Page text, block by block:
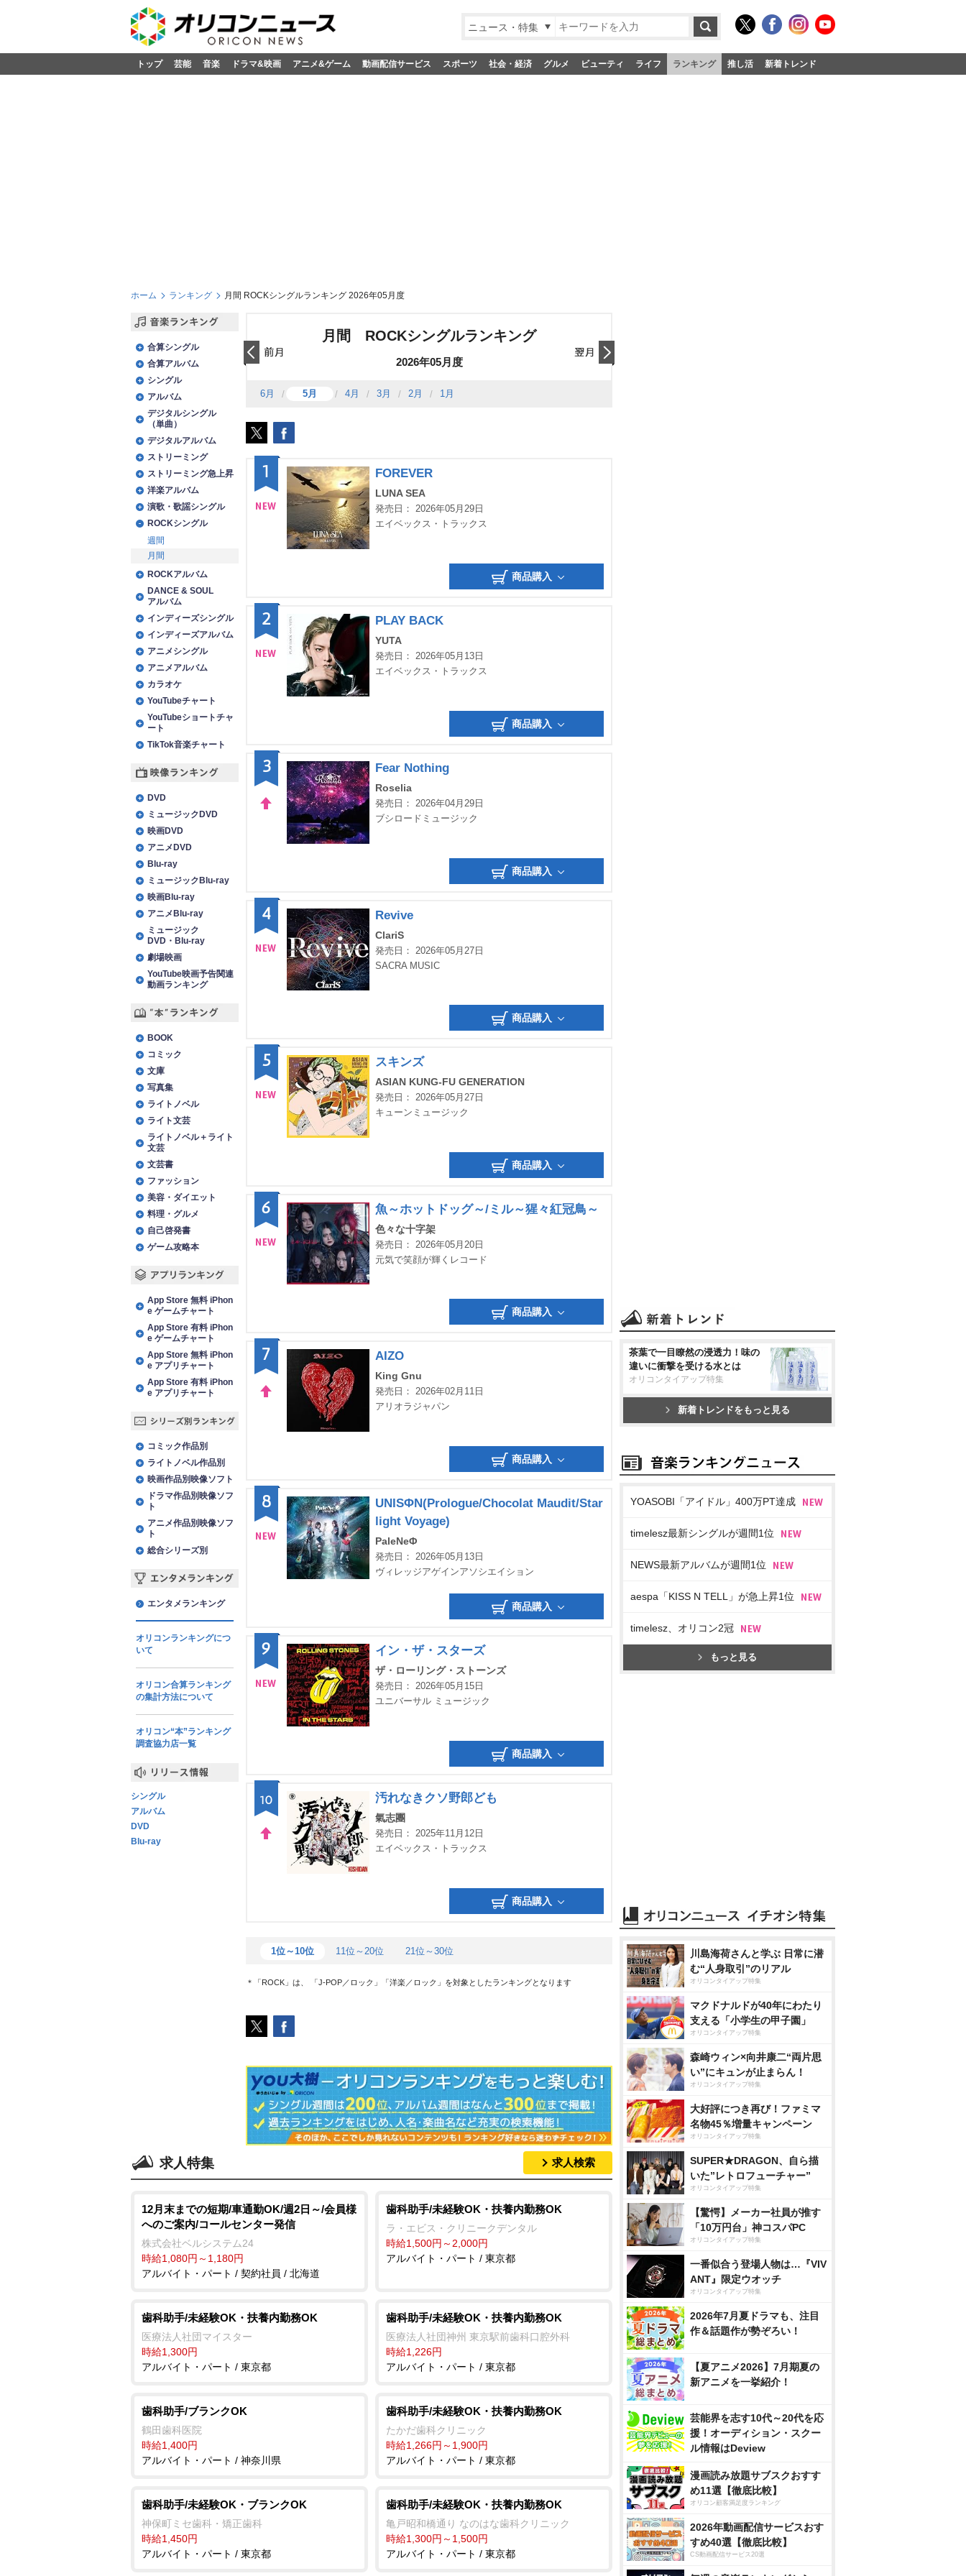
ニュース・特集
トップ 芸能 音楽 ドラマ&映画 アニメ&ゲーム 動画配信サービス スポーツ 社会・経済 グルメ ビューティ ライフ ランキング 推し活 新着トレンド
ホーム ランキング 月間 ROCKシングルランキング 2026年05月度
月間 ROCKシングルランキング
2026年05月度
6月 5月 4月 3月 2月 1月
1 FOREVER
LUNA SEA
発売日： 2026年05月29日
エイベックス・トラックス
商品購入
2 PLAY BACK
YUTA
発売日： 2026年05月13日
エイベックス・トラックス
商品購入
3 Fear Nothing
Roselia
発売日： 2026年04月29日
ブシロードミュージック
商品購入
4 Revive
ClariS
発売日： 2026年05月27日
SACRA MUSIC
商品購入
5 スキンズ
ASIAN KUNG-FU GENERATION
発売日： 2026年05月27日
キューンミュージック
商品購入
6 魚～ホットドッグ～/ミル～猩々紅冠鳥～
色々な十字架
発売日： 2026年05月20日
元気で笑顔が輝くレコード
商品購入
7 AIZO
King Gnu
発売日： 2026年02月11日
アリオラジャパン
商品購入
8
UNISΦN(Prologue/Chocolat Maudit/Star
light Voyage)
PaleNeΦ
発売日： 2026年05月13日
ヴィレッジアゲインアソシエイション
商品購入
9 イン・ザ・スターズ
ザ・ローリング・ストーンズ
発売日： 2026年05月15日
ユニバーサル ミュージック
商品購入
10 汚れなきクソ野郎ども
氣志團
発売日： 2025年11月12日
エイベックス・トラックス
商品購入
1位～10位 11位～20位 21位～30位
＊「ROCK」は、 「J-POP／ロック」「洋楽／ロック」を対象としたランキングとなります
合算シングル
合算アルバム
シングル
アルバム
デジタルシングル
（単曲）
デジタルアルバム
ストリーミング
ストリーミング急上昇
洋楽アルバム
演歌・歌謡シングル
ROCKシングル
週間
月間
ROCKアルバム
DANCE & SOUL
アルバム
インディーズシングル
インディーズアルバム
アニメシングル
アニメアルバム
カラオケ
YouTubeチャート
YouTubeショートチャ
ート
TikTok音楽チャート
DVD
ミュージックDVD
映画DVD
アニメDVD
Blu-ray
ミュージックBlu-ray
映画Blu-ray
アニメBlu-ray
ミュージック
DVD・Blu-ray
劇場映画
YouTube映画予告関連
動画ランキング
BOOK
コミック
文庫
写真集
ライトノベル
ライト文芸
ライトノベル＋ライト
文芸
文芸書
ファッション
美容・ダイエット
料理・グルメ
自己啓発書
ゲーム攻略本
App Store 無料 iPhon
e ゲームチャート
App Store 有料 iPhon
e ゲームチャート
App Store 無料 iPhon
e アプリチャート
App Store 有料 iPhon
e アプリチャート
コミック作品別
ライトノベル作品別
映画作品別映像ソフト
ドラマ作品別映像ソフ
ト
アニメ作品別映像ソフ
ト
総合シリーズ別
エンタメランキング
オリコンランキングにつ
いて
オリコン合算ランキング
の集計方法について
オリコン“本”ランキング
調査協力店一覧
シングル
アルバム
DVD
Blu-ray
求人特集 求人検索
12月末までの短期/車通勤OK/週2日～/会員様
へのご案内/コールセンター発信
株式会社ベルシステム24
時給1,080円～1,180円
アルバイト・パート / 契約社員 / 北海道
歯科助手/未経験OK・扶養内勤務OK
ラ・エビス・クリニークデンタル
時給1,500円～2,000円
アルバイト・パート / 東京都
歯科助手/未経験OK・扶養内勤務OK
医療法人社団マイスター
時給1,300円
アルバイト・パート / 東京都
歯科助手/未経験OK・扶養内勤務OK
医療法人社団神州 東京駅前歯科口腔外科
時給1,226円
アルバイト・パート / 東京都
歯科助手/ブランクOK
鶴田歯科医院
時給1,400円
アルバイト・パート / 神奈川県
歯科助手/未経験OK・扶養内勤務OK
たかだ歯科クリニック
時給1,266円～1,900円
アルバイト・パート / 東京都
歯科助手/未経験OK・ブランクOK
神保町ミセ歯科・矯正歯科
時給1,450円
アルバイト・パート / 東京都
歯科助手/未経験OK・扶養内勤務OK
亀戸昭和橋通り なのはな歯科クリニック
時給1,300円～1,500円
アルバイト・パート / 東京都
茶葉で一目瞭然の浸透力！味の
違いに衝撃を受ける水とは
オリコンタイアップ特集
新着トレンドをもっと見る
YOASOBI「アイドル」400万PT達成
timelesz最新シングルが週間1位
NEWS最新アルバムが週間1位
aespa「KISS N TELL」が急上昇1位
timelesz、オリコン2冠
もっと見る
川島海荷さんと学ぶ 日常に潜
む“人身取引”のリアル
オリコンタイアップ特集
マクドナルドが40年にわたり
支える「小学生の甲子園」
オリコンタイアップ特集
森崎ウィン×向井康二“両片思
い”にキュンが止まらん！
オリコンタイアップ特集
大好評につき再び！ファミマ
名物45％増量キャンペーン
オリコンタイアップ特集
SUPER★DRAGON、自ら描
いた”レトロフューチャー”
オリコンタイアップ特集
【驚愕】メーカー社員が推す
「10万円台」神コスパPC
オリコンタイアップ特集
一番似合う登場人物は…『VIV
ANT』限定ウオッチ
オリコンタイアップ特集
2026年7月夏ドラマも、注目
作＆話題作が勢ぞろい！
【夏アニメ2026】7月期夏の
新アニメを一挙紹介！
芸能界を志す10代～20代を応
援！オーディション・スクー
ル情報はDeview
漫画読み放題サブスクおすす
め11選【徹底比較】
オリコン顧客満足度ランキング
2026年動画配信サービスおす
すめ40選【徹底比較】
CS動画配信サービス20選